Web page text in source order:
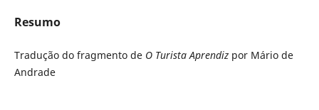
Resumo
Tradução do fragmento de O Turista Aprendiz por Mário de
Andrade